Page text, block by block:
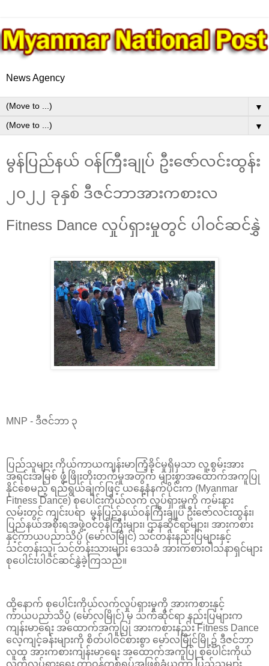
News Agency
▼
▼
မွန်ပြည်နယ် ဝန်ကြီးချုပ် ဦးဇော်လင်းထွန်း
၂၀၂၂ ခုနှစ် ဒီဇင်ဘာအားကစားလ
Fitness Dance လှုပ်ရှားမှုတွင် ပါဝင်ဆင်နွှဲ
MNP - ဒီဇင်ဘာ ၃
ပြည်သူများ ကိုယ်ကာယကျန်းမာကြံ့ခိုင်မှုရှိမှသာ လူ့စွမ်းအား
အရင်းအမြစ် ဖွံ့ဖြိုးတိုးတက်မှုအတွက် များစွာအထောက်အကူပြု
နိုင်စေမည့် ရည်ရွယ်ချက်ဖြင့် ယနေ့နံနက်ပိုင်းက (Myanmar
Fitness Dance) စုပေါင်းကိုယ်လက် လှုပ်ရှားမှုကို ကမ်းနား
လမ်းတွင် ကျင်းပရာ မွန်ပြည်နယ်ဝန်ကြီးချုပ် ဦးဇော်လင်းထွန်း၊
ပြည်နယ်အစိုးရအဖွဲ့ဝင်ဝန်ကြီးများ၊ ဌာနဆိုင်ရာများ၊ အားကစား
နှင့်ကာယပညာသိပ္ပံ (မော်လမြိုင်) သင်တန်းနည်းပြများနှင့်
သင်တန်းသူ၊ သင်တန်းသားများ ဒေသခံ အားကစားဝါသနာရှင်များ
စုပေါင်းပါဝင်ဆင်နွှဲခဲ့ကြသည်။
ထို့နောက် စုပေါင်းကိုယ်လက်လှုပ်ရှားမှုကို အားကစားနှင့်
ကာယပညာသိပ္ပံ (မော်လမြိုင်) မှ သက်ဆိုင်ရာ နည်းပြများက
ကျန်းမာရေး အထောက်အကူပြု အားကစားနည်း Fitness Dance
လေ့ကျင့်ခန်းများကို စိတ်ပါဝင်စားစွာ မော်လမြိုင်မြို့၌ ဒီဇင်ဘာ
လူထု အားကစားကျန်းမာရေး အထောက်အကူပြု စုပေါင်းကိုယ်
လက်လှုပ်ရှားရေး တာဝန်တစ်ရပ်အဖြစ်ခံယူကာ ပြည်သူများ